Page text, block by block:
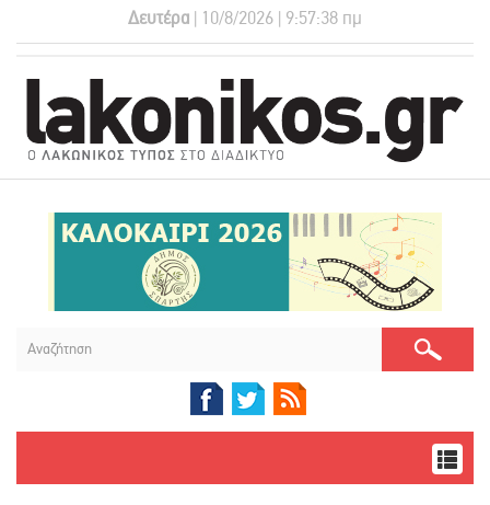
Δευτέρα | 10/8/2026 | 9:57:39 πμ